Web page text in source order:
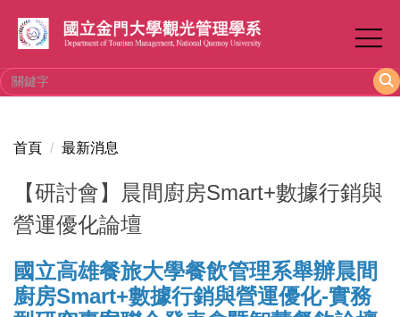
到
要
內
區
首頁 最新消息
【研討會】晨間廚房Smart+數據行銷與
營運優化論壇
國立高雄餐旅大學餐飲管理系舉辦晨間
廚房Smart+數據行銷與營運優化-實務